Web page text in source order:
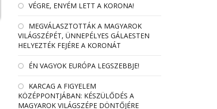
VÉGRE, ENYÉM LETT A KORONA!
MEGVÁLASZTOTTÁK A MAGYAROK
VILÁGSZÉPÉT, ÜNNEPÉLYES GÁLAESTEN
HELYEZTÉK FEJÉRE A KORONÁT
ÉN VAGYOK EURÓPA LEGSZEBBJE!
KARCAG A FIGYELEM
KÖZÉPPONTJÁBAN: KÉSZÜLŐDÉS A
MAGYAROK VILÁGSZÉPE DÖNTŐJÉRE